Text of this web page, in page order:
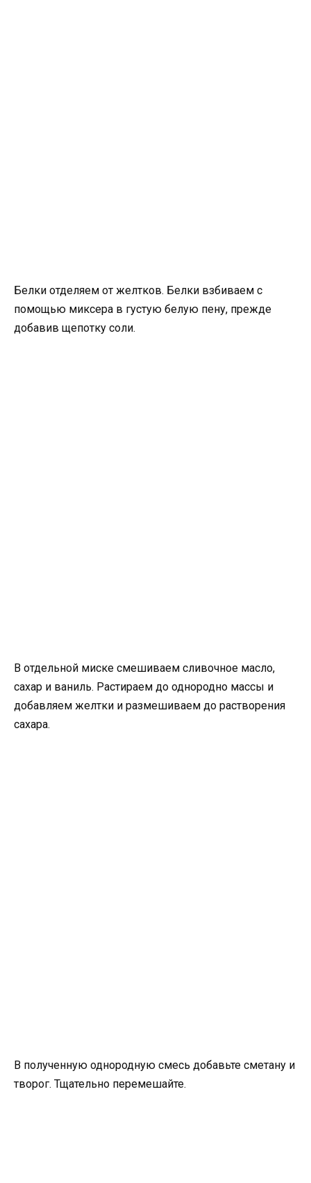
Белки отделяем от желтков. Белки взбиваем с
помощью миксера в густую белую пену, прежде
добавив щепотку соли.
В отдельной миске смешиваем сливочное масло,
сахар и ваниль. Растираем до однородно массы и
добавляем желтки и размешиваем до растворения
сахара.
В полученную однородную смесь добавьте сметану и
творог. Тщательно перемешайте.